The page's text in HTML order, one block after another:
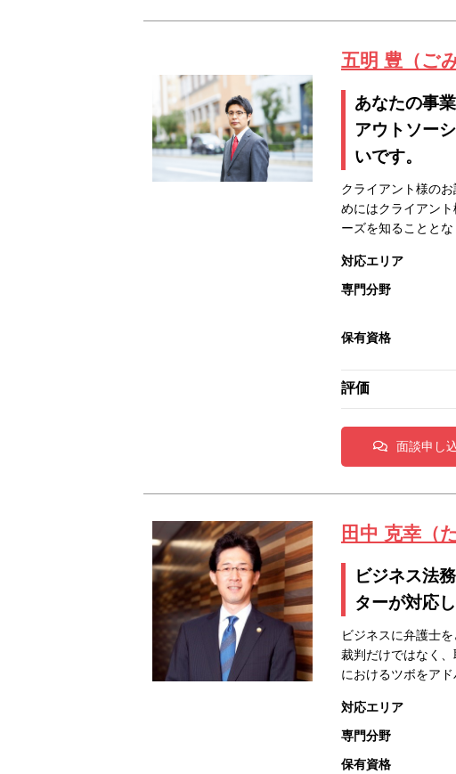
五明 豊（ご
あなたの事
アウトソー
いです。
クライアント様の
めにはクライアン
ーズを知ることと
対応エリア
専門分野
保有資格
評価
面談申し
田中 克幸（
ビジネス法
ターが対応
ビジネスに弁護士
裁判だけではなく
におけるツボをア
対応エリア
専門分野
保有資格